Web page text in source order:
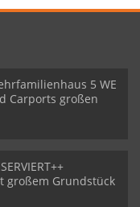
5 WE
Carports großen
großem Grundstück